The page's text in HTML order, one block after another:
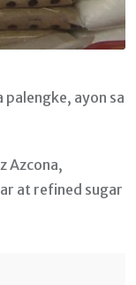
palengke, ayon sa
Azcona,
at refined sugar